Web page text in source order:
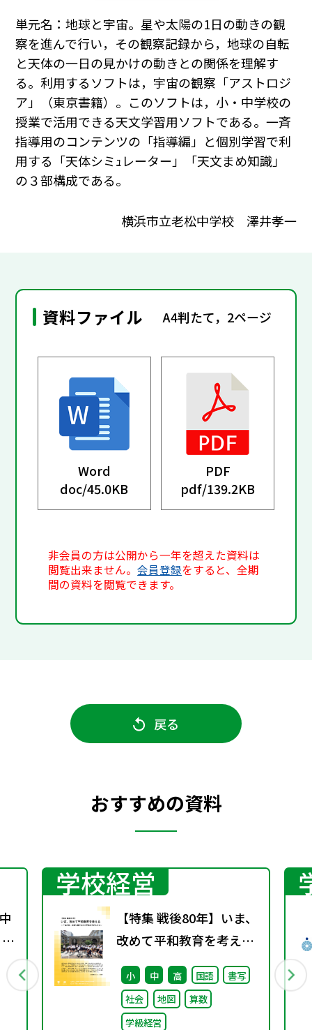
単元名：地球と宇宙。星や太陽の1日の動きの観
察を進んで行い，その観察記録から，地球の自転
と天体の一日の見かけの動きとの関係を理解す
る。利用するソフトは，宇宙の観察「アストロジ
ア」（東京書籍）。このソフトは，小・中学校の
授業で活用できる天文学習用ソフトである。一斉
指導用のコンテンツの「指導編」と個別学習で利
用する「天体シミｭレーター」「天文まめ知識」
の３部構成である。
横浜市立老松中学校 澤井孝一
資料ファイル A4判たて，2ページ
Word
doc/45.0KB
PDF
pdf/139.2KB
非会員の方は公開から一年を超えた資料は
閲覧出来ません。会員登録をすると、全期
間の資料を閲覧できます。
戻る
おすすめの資料
学校経営
【特集 戦後80年】いま、
改めて平和教育を考え
る〜「あの日」を語り継
ぐ本川小学校の子どもた
ち〜
小 中 高 国語
書写
社会
地図
算数
学級経営